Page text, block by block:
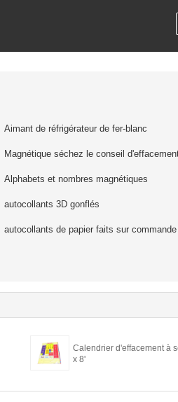
Aimant de réfrigérateur de fer-blanc
Magnétique séchez le conseil
Alphabets et nombres magnétiques
autocollants 3D gonflés
autocollants de papier faits sur commande
Calendrier d'effacement à
x 8'